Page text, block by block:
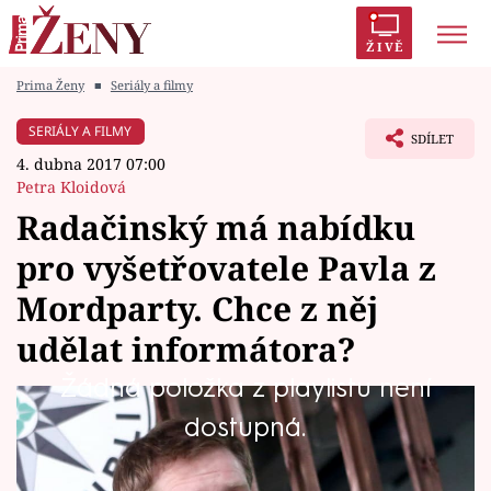
ŽIVĚ
Módní alarm
Témata
Celebrity
Vztahy
Seriály
Prima Ženy ■ Seriály a filmy
SERIÁLY A FILMY
4. dubna 2017 07:00
Petra Kloidová
SDÍLET
Radačinský má nabídku
pro vyšetřovatele Pavla z
Mordparty. Chce z něj
udělat informátora?
Žádná položka z playlistu není
dostupná.
Radačinský jako vedoucí Mordparty se chová
naprosto rozdílně od dob minulých. Tým
Mordparty ho nenávidí a nad každým jeho